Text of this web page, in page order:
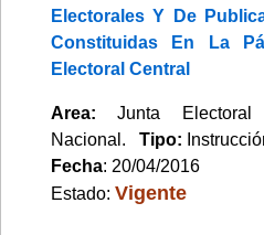
Electorales Y De
Constituidas En La
Electoral Central
Area: Junta
Nacional. Tipo:
Fecha: 20/04/2016
Estado: Vigente